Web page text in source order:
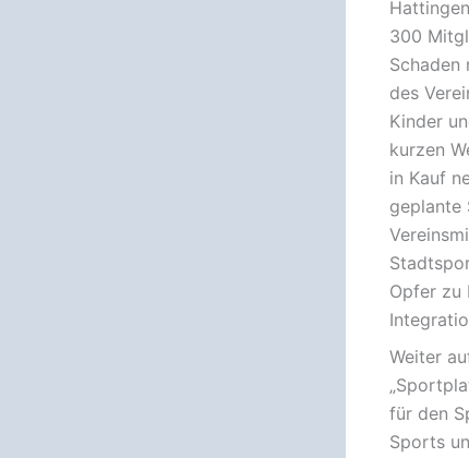
300
Schaden
des
Kinder
kurzen
in Kauf
geplante
Opfer zu
Weiter
für den
Sports